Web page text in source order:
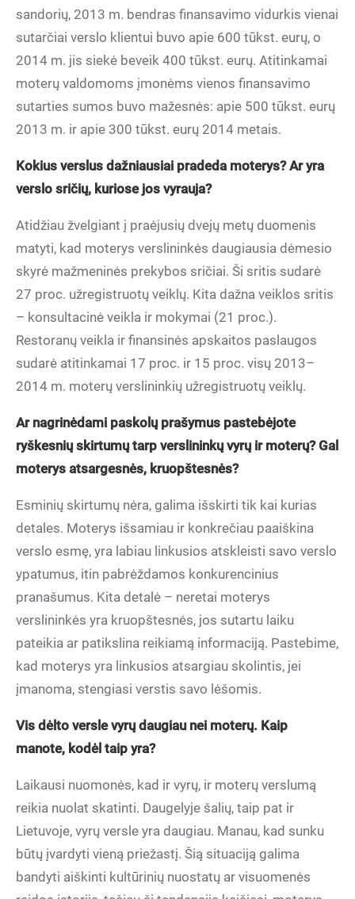
sandorių, 2013 m. bendras finansavimo vidurkis vienai
sutarčiai verslo klientui buvo apie 600 tūkst. eurų, o
2014 m. jis siekė beveik 400 tūkst. eurų. Atitinkamai
moterų valdomoms įmonėms vienos finansavimo
sutarties sumos buvo mažesnės: apie 500 tūkst. eurų
2013 m. ir apie 300 tūkst. eurų 2014 metais.
Kokius verslus dažniausiai pradeda moterys? Ar yra
verslo sričių, kuriose jos vyrauja?
Atidžiau žvelgiant į praėjusių dvejų metų duomenis
matyti, kad moterys verslininkės daugiausia dėmesio
skyrė mažmeninės prekybos sričiai. Ši sritis sudarė
27 proc. užregistruotų veiklų. Kita dažna veiklos sritis
– konsultacinė veikla ir mokymai (21 proc.).
Restoranų veikla ir finansinės apskaitos paslaugos
sudarė atitinkamai 17 proc. ir 15 proc. visų 2013–
2014 m. moterų verslininkių užregistruotų veiklų.
Ar nagrinėdami paskolų prašymus pastebėjote
ryškesnių skirtumų tarp verslininkų vyrų ir moterų? Gal
moterys atsargesnės, kruopštesnės?
Esminių skirtumų nėra, galima išskirti tik kai kurias
detales. Moterys išsamiau ir konkrečiau paaiškina
verslo esmę, yra labiau linkusios atskleisti savo verslo
ypatumus, itin pabrėždamos konkurencinius
pranašumus. Kita detalė – neretai moterys
verslininkės yra kruopštesnės, jos sutartu laiku
pateikia ar patikslina reikiamą informaciją. Pastebime,
kad moterys yra linkusios atsargiau skolintis, jei
įmanoma, stengiasi verstis savo lėšomis.
Vis dėlto versle vyrų daugiau nei moterų. Kaip
manote, kodėl taip yra?
Laikausi nuomonės, kad ir vyrų, ir moterų verslumą
reikia nuolat skatinti. Daugelyje šalių, taip pat ir
Lietuvoje, vyrų versle yra daugiau. Manau, kad sunku
būtų įvardyti vieną priežastį. Šią situaciją galima
bandyti aiškinti kultūrinių nuostatų ar visuomenės